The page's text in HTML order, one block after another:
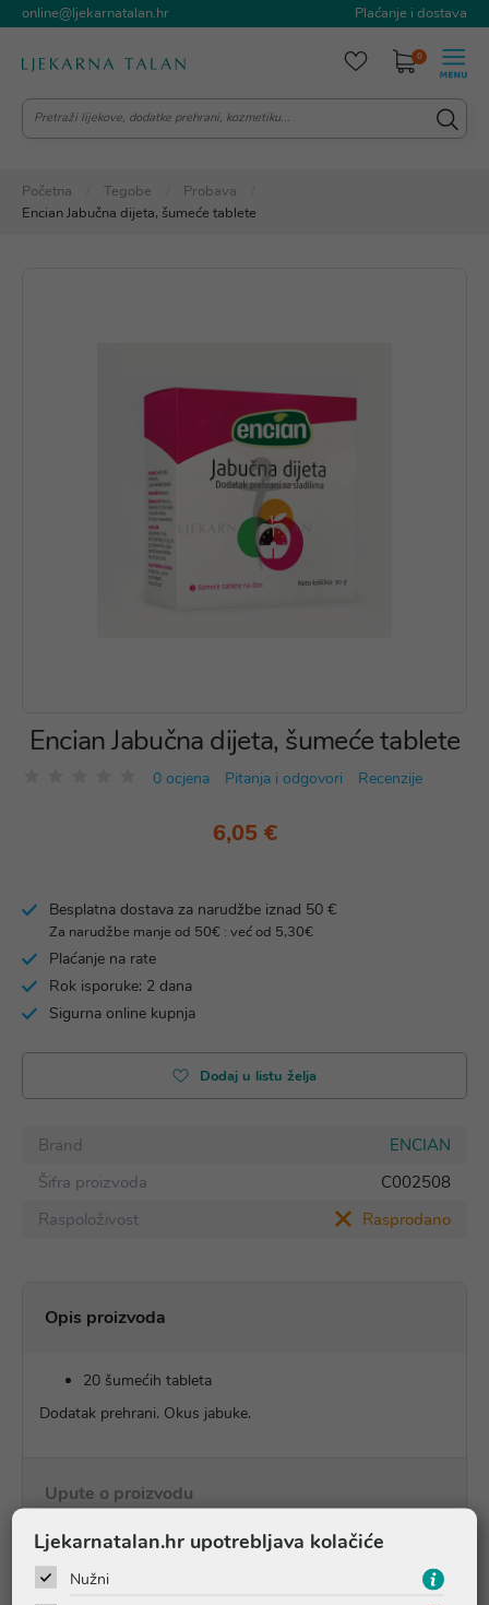
online@ljekarnatalan.hr Plaćanje i dostava
0
Početna Tegobe
Probava
Encian Jabučna dijeta, šumeće tablete
Encian Jabučna dijeta, šumeće tablete
0 ocjena Pitanja i odgovori Recenzije
6,05 €
Besplatna dostava za narudžbe iznad 50 €
Za narudžbe manje od 50€ : već od 5,30€
Plaćanje na rate
Rok isporuke: 2 dana
Sigurna online kupnja
Dodaj u listu želja
Brand
ENCIAN
Šifra proizvoda
C002508
Raspoloživost
Rasprodano
Opis proizvoda
20 šumećih tableta
Dodatak prehrani. Okus jabuke.
Upute o proizvodu
Pitanja i odgovori
Ljekarnatalan.hr upotrebljava kolačiće
Nužni